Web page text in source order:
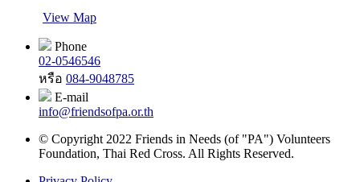
View Map
Phone
02-0546546
หรือ 084-9048785
E-mail
info@friendsofpa.or.th
© Copyright 2022 Friends in Needs (of "PA") Volunteers
Foundation, Thai Red Cross. All Rights Reserved.